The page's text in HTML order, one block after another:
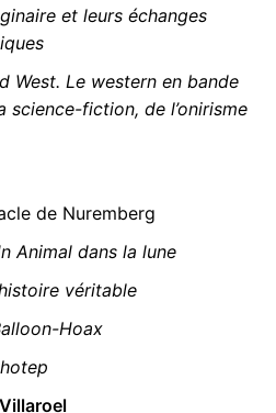
et leurs échanges
West. Le western en bande
science-fiction, de l’onirisme
de Nuremberg
Animal dans la lune
véritable
Hoax